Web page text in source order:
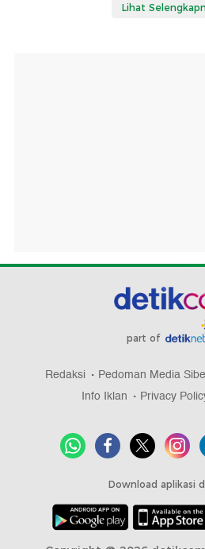
Lihat
part of
Redaksi Pedoman Media
Info Iklan
Privacy
Download aplikasi